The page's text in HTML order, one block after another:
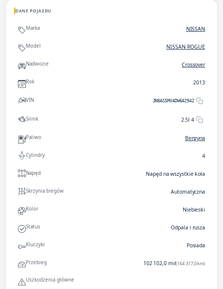
DANE POJAZDU
Marka NISSAN
Model NISSAN ROGUE
Nadwozie Crossover
Rok 2013
VIN JN8AS5MV4DW642942
Silnik 2.5l 4
Paliwo Benzyna
Cylindry 4
Napęd Napęd na wszystkie koła
Skrzynia biegów Automatyczna
Kolor Niebieski
Status Odpala i rusza
Kluczyki Posiada
Przebieg 102 102,0 mil(164 317,0 km)
Uszkodzenia główne